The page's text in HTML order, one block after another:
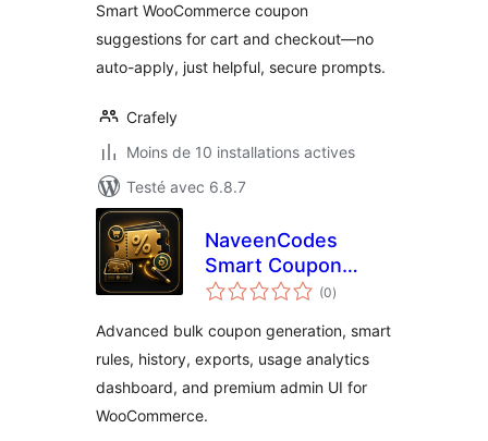
Smart WooCommerce coupon
suggestions for cart and checkout—no
auto-apply, just helpful, secure prompts.
Crafely
Moins de 10 installations actives
Testé avec 6.8.7
NaveenCodes
Smart Coupon
Generator for
(0notes
en
)
Advanced bulk coupon generation, smart
rules, history, exports, usage analytics
dashboard, and premium admin UI for
WooCommerce.